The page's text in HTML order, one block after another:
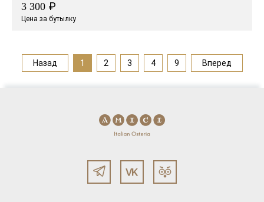
3 300 ₽
Цена за бутылку
Назад 1 2 3 4 9 Вперед